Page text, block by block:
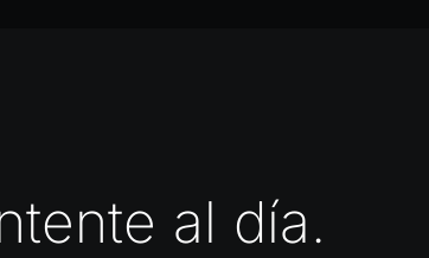
al día.